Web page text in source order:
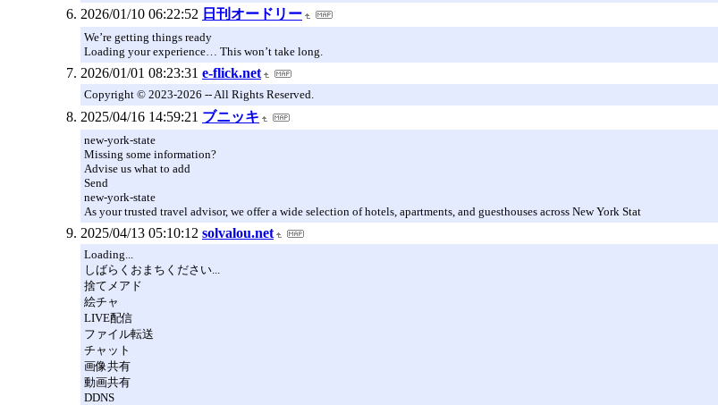
2026/01/10 06:22:52 日刊オードリー
We’re getting things ready
Loading your experience… This won’t take long.
2026/01/01 08:23:31 e-flick.net
Copyright © 2023-2026 -- All Rights Reserved.
2025/04/16 14:59:21 ブニッキ
new-york-state
Missing some information?
Advise us what to add
Send
new-york-state
As your trusted travel advisor, we offer a wide selection of hotels, apartments, and guesthouses across New York Stat
2025/04/13 05:10:12 solvalou.net
Loading...
しばらくおまちください...
捨てメアド
絵チャ
LIVE配信
ファイル転送
チャット
画像共有
動画共有
DDNS